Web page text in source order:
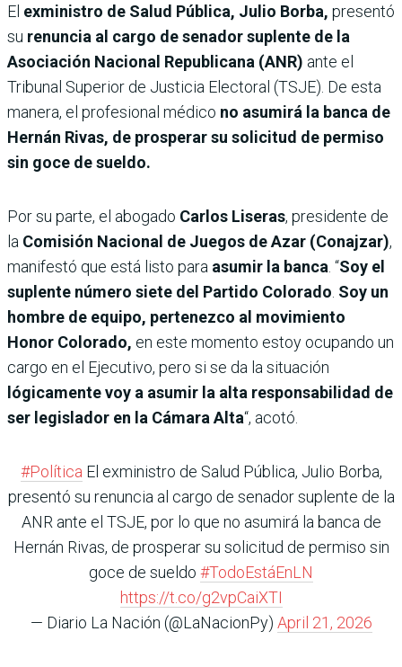
El exministro de Salud Pública, Julio Borba, presentó
su renuncia al cargo de senador suplente de la
Asociación Nacional Republicana (ANR) ante el
Tribunal Superior de Justicia Electoral (TSJE). De esta
manera, el profesional médico no asumirá la banca de
Hernán Rivas, de prosperar su solicitud de permiso
sin goce de sueldo.
Por su parte, el abogado Carlos Liseras, presidente de
la Comisión Nacional de Juegos de Azar (Conajzar),
manifestó que está listo para asumir la banca . “Soy el
suplente número siete del Partido Colorado Soy un
hombre de equipo, pertenezco al movimiento
Honor Colorado, en este momento estoy ocupando un
cargo en el Ejecutivo, pero si se da la situación
lógicamente voy a asumir la alta responsabilidad de
ser legislador en la Cámara Alta“, acotó.
#Política El exministro de Salud Pública, Julio Borba,
presentó su renuncia al cargo de senador suplente de la
ANR ante el TSJE, por lo que no asumirá la banca de
Hernán Rivas, de prosperar su solicitud de permiso sin
goce de sueldo #TodoEstáEnLN
https://t.co/g2vpCaiXTI
— Diario La Nación (@LaNacionPy) April 21, 2026